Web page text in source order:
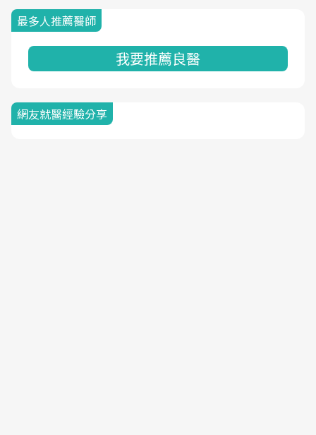
最多人推薦醫師
我要推薦良醫
網友就醫經驗分享